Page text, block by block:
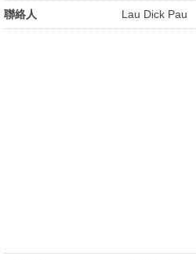
聯絡人
Lau Dick Pau